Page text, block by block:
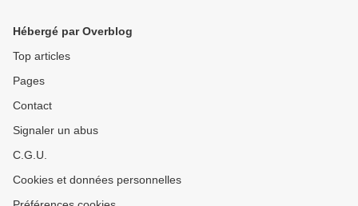
Hébergé par Overblog
Top articles
Pages
Contact
Signaler un abus
C.G.U.
Cookies et données personnelles